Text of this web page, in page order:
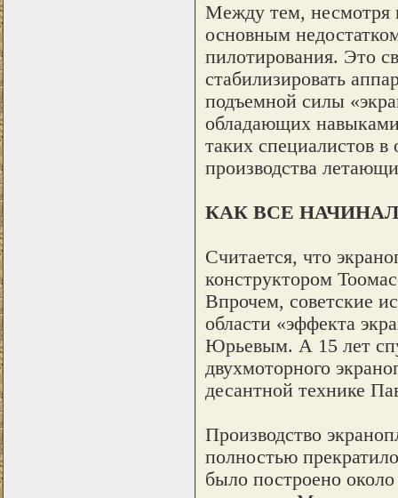
Между тем, несмотря
основным
пилотирования. Это
стабилизировать
подъемной силы
обладающих
таких специалистов
производства
КАК ВСЕ
Считается, что
конструктором
Впрочем, советские
области «эффекта
Юрьевым. А 15 лет
двухмоторного
десантной технике
Производство
полностью
было построено